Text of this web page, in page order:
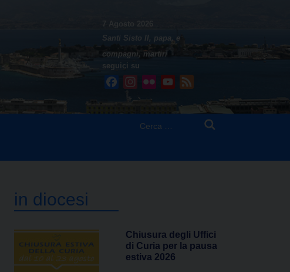
7 Agosto 2026
Santi Sisto II, papa, e
compagni, martiri
seguici su
FacebookInstagram
Flickr YouTube
in diocesi
Chiusura degli Uffici
di Curia per la pausa
estiva 2026